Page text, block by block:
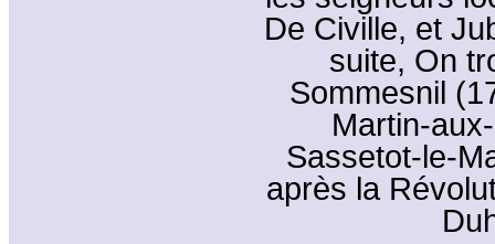
De Civille, et
suite, On
Sommesnil
Martin-
Sassetot-le-
après la